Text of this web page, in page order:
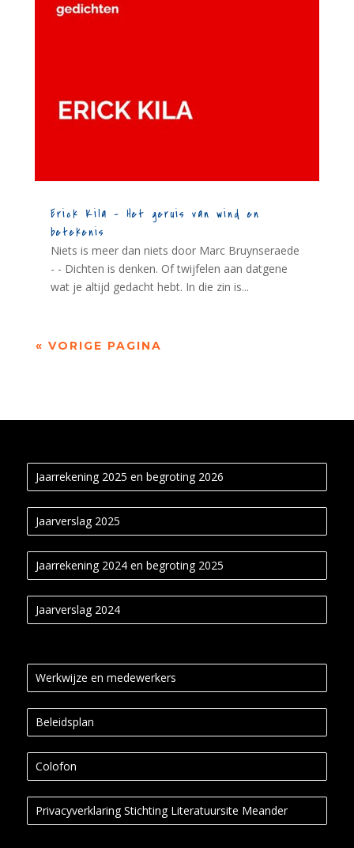
Erick Kila – Het geruis van wind en
betekenis
Niets is meer dan niets door Marc Bruynseraede
- - Dichten is denken. Of twijfelen aan datgene
wat je altijd gedacht hebt. In die zin is...
« VORIGE PAGINA
Jaarrekening 2025 en begroting 2026
Jaarverslag 2025
Jaarrekening 2024 en begroting 2025
Jaarverslag 2024
Werkwijze en medewerkers
Beleidsplan
Colofon
Privacyverklaring Stichting Literatuursite Meander